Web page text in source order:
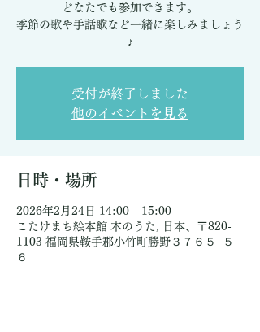
どなたでも参加できます。
季節の歌や手話歌など一緒に楽しみましょう
♪
受付が終了しました
他のイベントを見る
日時・場所
2026年2月24日 14:00 – 15:00
こたけまち絵本館 木のうた, 日本、〒820-
1103 福岡県鞍手郡小竹町勝野３７６５−５
６